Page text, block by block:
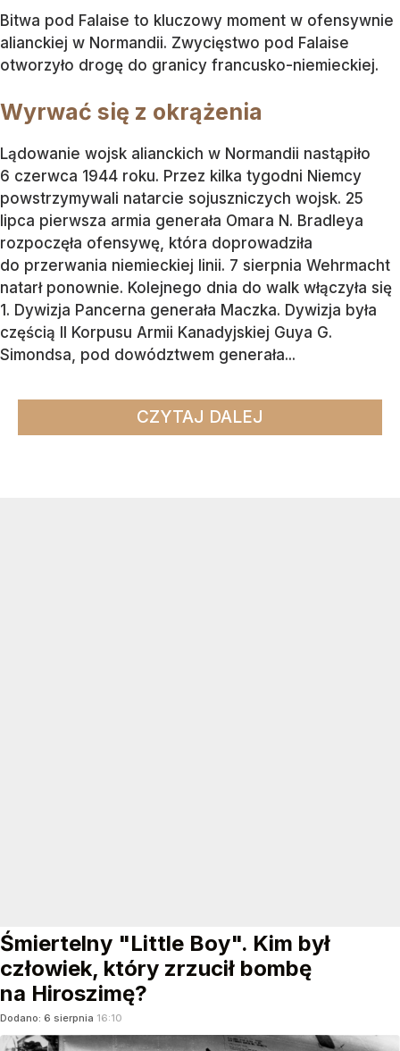
Bitwa pod Falaise to kluczowy moment w ofensywnie
alianckiej w Normandii. Zwycięstwo pod Falaise
otworzyło drogę do granicy francusko-niemieckiej.
Wyrwać się z okrążenia
Lądowanie wojsk alianckich w Normandii nastąpiło
6 czerwca 1944 roku. Przez kilka tygodni Niemcy
powstrzymywali natarcie sojuszniczych wojsk. 25
lipca pierwsza armia generała Omara N. Bradleya
rozpoczęła ofensywę, która doprowadziła
do przerwania niemieckiej linii. 7 sierpnia Wehrmacht
natarł ponownie. Kolejnego dnia do walk włączyła się
1. Dywizja Pancerna generała Maczka. Dywizja była
częścią II Korpusu Armii Kanadyjskiej Guya G.
Simondsa, pod dowództwem generała...
CZYTAJ DALEJ
Śmiertelny "Little Boy". Kim był
człowiek, który zrzucił bombę
na Hiroszimę?
Dodano: 6 sierpnia 16:10